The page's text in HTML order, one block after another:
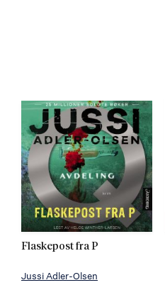
Flaskepost fra P
Jussi Adler-Olsen